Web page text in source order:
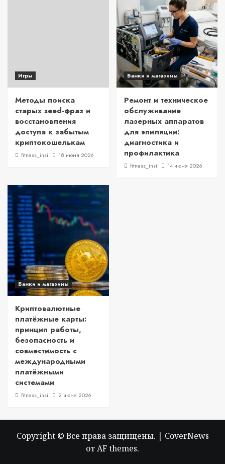
Игры
Методы поиска
старых seed-фраз и
восстановления
доступа к забытым
криптокошелькам
fitness_insi 18 июня 2026
Банки и магазины
Ремонт и техническое
обслуживание
лазерных аппаратов
для эпиляции:
диагностика и
профилактика
fitness_insi 14 июня 2026
Банки и магазины
Криптовалютные
платёжные карты:
принцип работы,
безопасность и
совместимость с
международными
платёжными
системами
fitness_insi 2 июня 2026
Copyright © Все права защищены. | CoverNews
от AF themes.